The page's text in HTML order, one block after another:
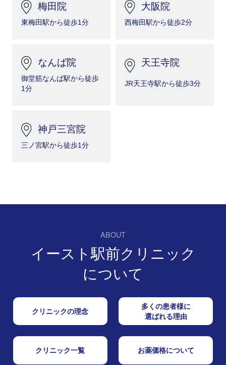
東梅田駅から徒歩1分
梅田院
西梅田駅から徒歩2分
大阪院
御堂筋なんば駅から徒歩
1分
なんば院
JR天王寺駅から徒歩3分
天王寺院
三ノ宮駅から徒歩1分
神戸三宮院
ABOUT
イースト駅前クリニック
について
クリニックの理念
多くの患者様に
選ばれる理由
クリニック一覧 お薬価格について